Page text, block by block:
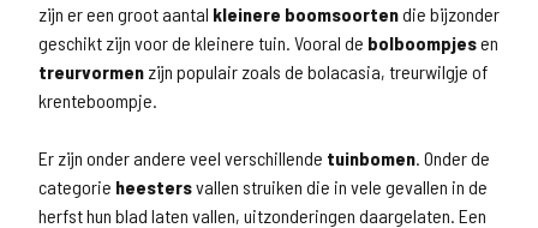
zijn er een groot aantal kleinere boomsoortendie bijzonder
geschikt zijn voor de kleinere tuin. Vooral de bolboompjesen
treurvormen zijn populair zoals de bolacasia, treurwilgje of
krenteboompje.
Er zijn onder andere veel verschillende tuinbomen. Onder de
categorie heestersvallen struiken die in vele gevallen in de
herfst hun blad laten vallen, uitzonderingen daargelaten. Een